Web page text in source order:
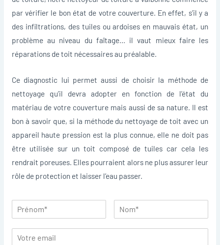
par vérifier le bon état de votre couverture. En effet, s’il y a
des infiltrations, des tuiles ou ardoises en mauvais état, un
problème au niveau du faîtage… il vaut mieux faire les
réparations de toit nécessaires au préalable.
Ce diagnostic lui permet aussi de choisir la méthode de
nettoyage qu’il devra adopter en fonction de l’état du
matériau de votre couverture mais aussi de sa nature. Il est
bon à savoir que, si la méthode du nettoyage de toit avec un
appareil haute pression est la plus connue, elle ne doit pas
être utilisée sur un toit composé de tuiles car cela les
rendrait poreuses. Elles pourraient alors ne plus assurer leur
rôle de protection et laisser l’eau passer.